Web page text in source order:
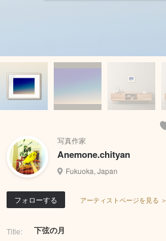
写真作家
Anemone.chityan
Fukuoka, Japan
フォローする アーティストページを見る ＞
Title: 下弦の月